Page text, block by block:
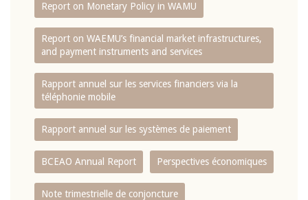
Report on Monetary Policy in WAMU
Report on WAEMU’s financial market infrastructures,
and payment instruments and services
Rapport annuel sur les services financiers via la
téléphonie mobile
Rapport annuel sur les systèmes de paiement
BCEAO Annual Report Perspectives économiques
Note trimestrielle de conjoncture